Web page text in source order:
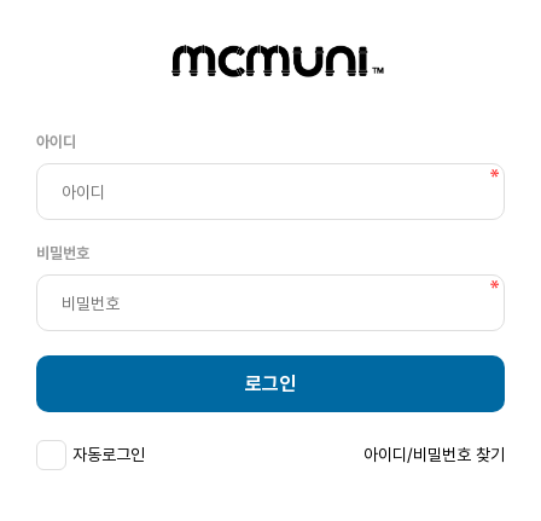
아이디
비밀번호
로그인
자동로그인 아이디/비밀번호 찾기